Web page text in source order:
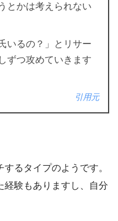
とかは考えられない
いるの？」とリサー
ずつ攻めていきます
引用元
るタイプのようです。
経験もありますし、自分